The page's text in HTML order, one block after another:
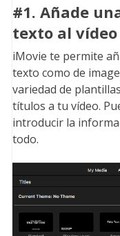
#1. Añade
texto al vídeo
iMovie te permite
texto como de
variedad de
títulos a tu vídeo.
introducir la
todo.